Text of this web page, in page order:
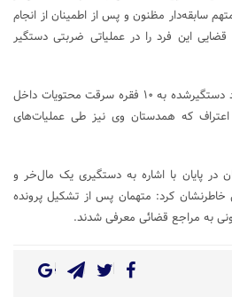
سابقه‌دار مظنون و پس از اطمینان از انجام
این فرد را در عملیاتی ضربتی دستگیر
این مقام انتظامی تصریح کرد: فرد دستگیرشده به ۱۰ فقره سرقت محتویات داخل
۲ نفر دیگر اعتراف که همدستان وی نیز طی عملیات‌های
در پایان با اشاره به دستگیری یک مال‌خر و
کرد: متهمان پس از تشکیل پرونده
به مراجع قضائی معرفی شدند.